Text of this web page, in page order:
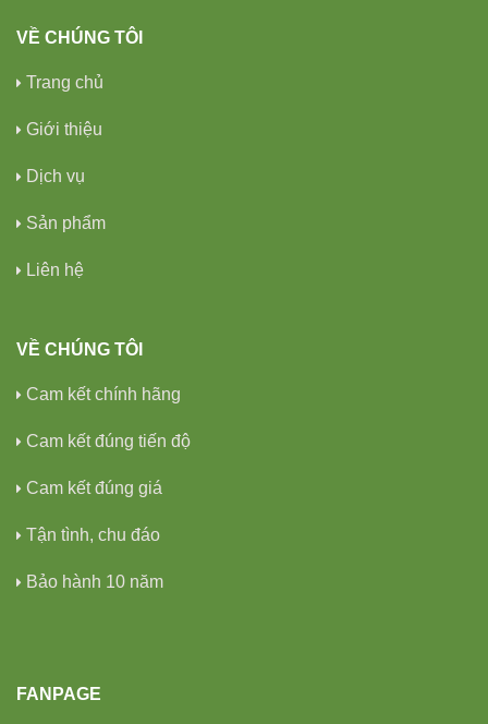
VỀ CHÚNG TÔI
Trang chủ
Giới thiệu
Dịch vụ
Sản phẩm
Liên hệ
VỀ CHÚNG TÔI
Cam kết chính hãng
Cam kết đúng tiến độ
Cam kết đúng giá
Tận tình, chu đáo
Bảo hành 10 năm
FANPAGE